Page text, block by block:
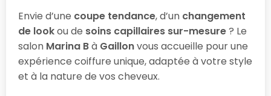
Envie d’une coupe tendance, d’un changement
de lookou de soins capillaires sur-mesure? Le
salon Marina Bà Gaillonvous accueille pour une
expérience coiffure unique, adaptée à votre style
et à la nature de vos cheveux.